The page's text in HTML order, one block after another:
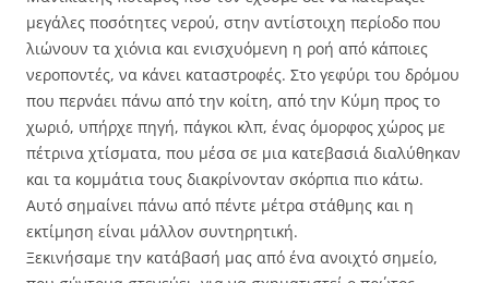
μεγάλες ποσότητες νερού, στην αντίστοιχη περίοδο που
λιώνουν τα χιόνια και ενισχυόμενη η ροή από κάποιες
νεροποντές, να κάνει καταστροφές. Στο γεφύρι του δρόμου
που περνάει πάνω από την κοίτη, από την Κύμη προς το
χωριό, υπήρχε πηγή, πάγκοι κλπ, ένας όμορφος χώρος με
πέτρινα χτίσματα, που μέσα σε μια κατεβασιά διαλύθηκαν
και τα κομμάτια τους διακρίνονταν σκόρπια πιο κάτω.
Αυτό σημαίνει πάνω από πέντε μέτρα στάθμης και η
εκτίμηση είναι μάλλον συντηρητική.
Ξεκινήσαμε την κατάβασή μας από ένα ανοιχτό σημείο,